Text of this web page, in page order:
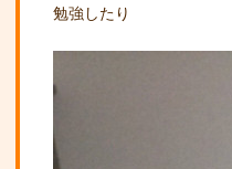
勉強したり